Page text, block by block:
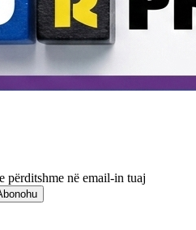
përditshme në email-in tuaj